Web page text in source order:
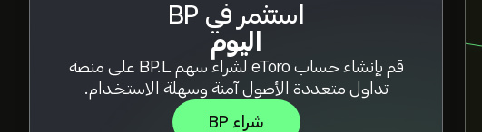
استثمر في BP
اليوم
قم بإنشاء حساب eToro لشراء سهم BP.L على منصة
تداول متعددة الأصول آمنة وسهلة الاستخدام.
شراء BP